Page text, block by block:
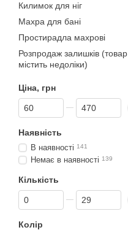
Килимок для ніг
Махра для бані
Простирадла махрові
Розпродаж залишків (товар
містить недоліки)
Ціна, грн
Від Ціна, грн
До Ціна, грн
Наявність
В наявності 141
Немає в наявності 139
Кількість
Від Кількість
До Кількість
Колір